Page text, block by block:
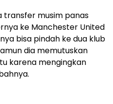
transfer musim panas
ke Manchester United
bisa pindah ke dua klub
dia memutuskan
karena mengingkan